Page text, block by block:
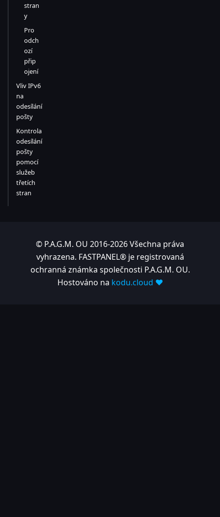
stran
y
Pro
odch
ozí
přip
ojení
Vliv IPv6
na
odesílání
pošty
Kontrola
odesílání
pošty
pomocí
služeb
třetích
stran
© P.A.G.M. OU 2016-2026 Všechna práva
vyhrazena. FASTPANEL® je registrovaná
ochranná známka společnosti P.A.G.M. OU.
Hostováno na kodu.cloud ❤️